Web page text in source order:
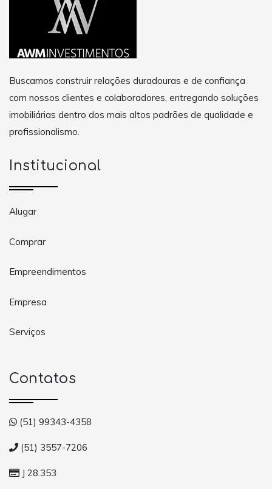
Buscamos construir relações duradouras e de confiança
com nossos clientes e colaboradores, entregando soluções
imobiliárias dentro dos mais altos padrões de qualidade e
profissionalismo.
Institucional
Alugar
Comprar
Empreendimentos
Empresa
Serviços
Contatos
(51) 99343-4358
(51) 3557-7206
J 28.353